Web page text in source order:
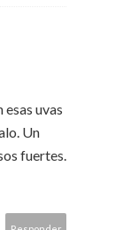
uvas
Un
fuertes.